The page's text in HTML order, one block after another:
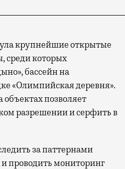
крупнейшие открытые
среди которых
бассейн на
«Олимпийская деревня».
объектах позволяет
разрешении и серфить в
за паттернами
проводить мониторинг